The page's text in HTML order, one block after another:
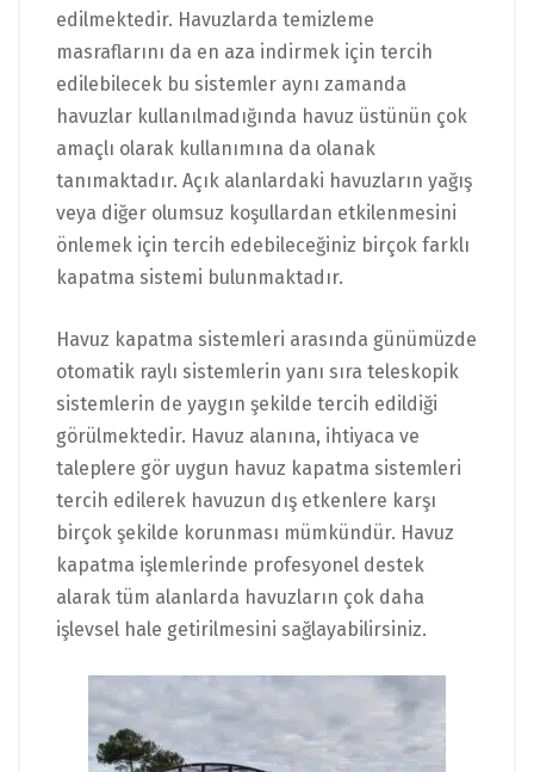
edilmektedir. Havuzlarda temizleme
masraflarını da en aza indirmek için tercih
edilebilecek bu sistemler aynı zamanda
havuzlar kullanılmadığında havuz üstünün çok
amaçlı olarak kullanımına da olanak
tanımaktadır. Açık alanlardaki havuzların yağış
veya diğer olumsuz koşullardan etkilenmesini
önlemek için tercih edebileceğiniz birçok farklı
kapatma sistemi bulunmaktadır.
Havuz kapatma sistemleri arasında günümüzde
otomatik raylı sistemlerin yanı sıra teleskopik
sistemlerin de yaygın şekilde tercih edildiği
görülmektedir. Havuz alanına, ihtiyaca ve
taleplere gör uygun havuz kapatma sistemleri
tercih edilerek havuzun dış etkenlere karşı
birçok şekilde korunması mümkündür. Havuz
kapatma işlemlerinde profesyonel destek
alarak tüm alanlarda havuzların çok daha
işlevsel hale getirilmesini sağlayabilirsiniz.